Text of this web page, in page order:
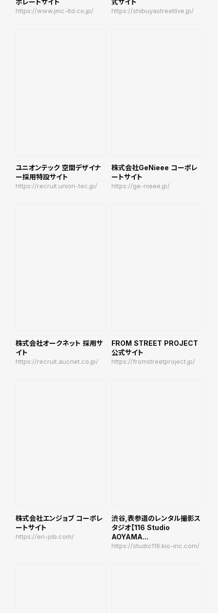
ポレートサイト
https://www.jmc-ltd.co.jp/
式サイト
https://shibuyastreetlive.jp/
ユニオンテック 空間デザイナ
ー採用特設サイト
https://recruit.union-tec.jp/
株式会社GeNieee コーポレ
ートサイト
https://ge-nieee.jp/
株式会社オークネット 採用サ
イト
https://recruit.aucnet.co.jp/
FROM STREET PROJECT
公式サイト
https://fromstreetproject.jp/
株式会社エンジョブ コーポレ
ートサイト
https://en-job.com/
渋谷,表参道のレンタル撮影ス
タジオ【116 Studio
AOYAMA...
https://studio116.kio-inc.com/